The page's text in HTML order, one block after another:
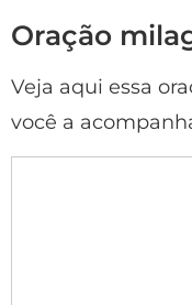
Oração
Veja aqui essa
você a